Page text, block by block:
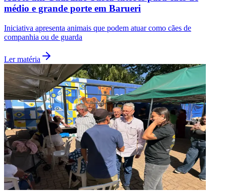
médio e grande porte em Barueri
Iniciativa apresenta animais que podem atuar como cães de
companhia ou de guarda
Ler matéria